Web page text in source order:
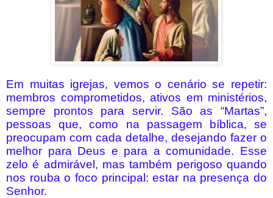
Em muitas igrejas, vemos o cenário se repetir:
membros comprometidos, ativos em ministérios,
sempre prontos para servir. São as “Martas”,
pessoas que, como na passagem bíblica, se
preocupam com cada detalhe, desejando fazer o
melhor para Deus e para a comunidade. Esse
zelo é admirável, mas também perigoso quando
nos rouba o foco principal: estar na presença do
Senhor.